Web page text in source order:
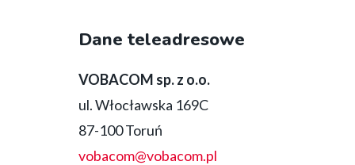
bottom
Dane teleadresowe
VOBACOM sp. z o.o.
ul. Włocławska 169C
87-100 Toruń
vobacom@vobacom.pl